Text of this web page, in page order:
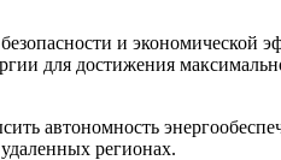
и экономической
для достижения
автономность
регионах.